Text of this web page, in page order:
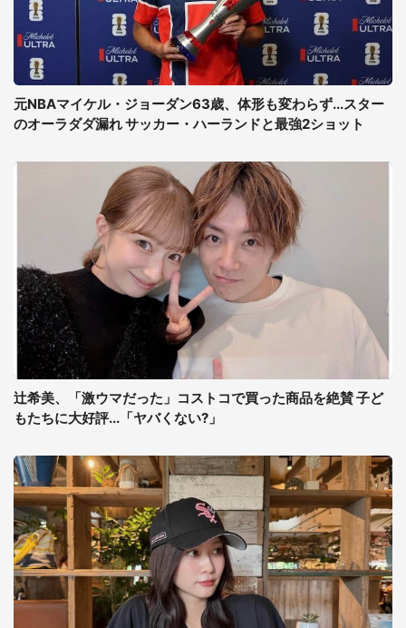
元NBAマイケル・ジョーダン63歳、体形も変わらず...スター
のオーラダダ漏れ サッカー・ハーランドと最強2ショット
辻希美、「激ウマだった」コストコで買った商品を絶賛 子ど
もたちに大好評...「ヤバくない?」